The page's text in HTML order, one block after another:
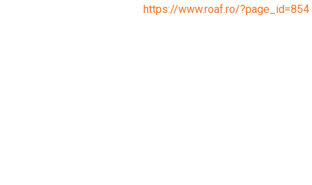
https://www.roaf.ro/?page_id=854